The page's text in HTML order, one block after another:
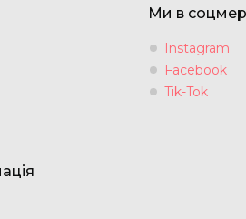
Ми в
Instagram
Facebook
Tik-Tok